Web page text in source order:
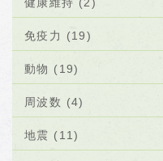
免疫力 (19)
動物 (19)
周波数 (4)
地震 (11)